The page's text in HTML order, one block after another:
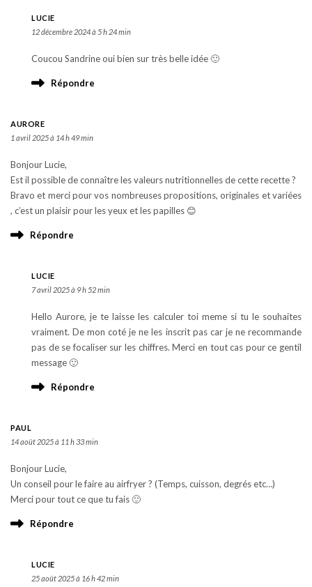
LUCIE
12 décembre 2024 à 5 h 24 min
Coucou Sandrine oui bien sur très belle idée 🙂
Répondre
AURORE
1 avril 2025 à 14 h 49 min
Bonjour Lucie,
Est il possible de connaître les valeurs nutritionnelles de cette recette ?
Bravo et merci pour vos nombreuses propositions, originales et variées
, c’est un plaisir pour les yeux et les papilles 😊
Répondre
LUCIE
7 avril 2025 à 9 h 52 min
Hello Aurore, je te laisse les calculer toi meme si tu le souhaites
vraiment. De mon coté je ne les inscrit pas car je ne recommande
pas de se focaliser sur les chiffres. Merci en tout cas pour ce gentil
message 🙂
Répondre
PAUL
14 août 2025 à 11 h 33 min
Bonjour Lucie,
Un conseil pour le faire au airfryer ? (Temps, cuisson, degrés etc…)
Merci pour tout ce que tu fais 🙂
Répondre
LUCIE
25 août 2025 à 16 h 42 min